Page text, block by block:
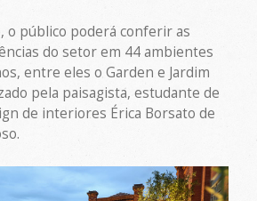
o público poderá conferir as
do setor em 44 ambientes
entre eles o Garden e Jardim
pela paisagista, estudante de
de interiores Érica Borsato de